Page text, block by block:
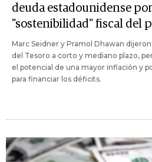
deuda estadounidense
"sostenibilidad" fiscal del
Marc Seidner y Pramol Dhawan
del Tesoro a corto y mediano plazo,
el potencial de una mayor inflación y
para financiar los déficits.